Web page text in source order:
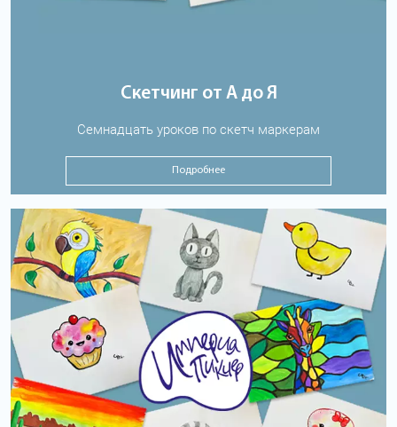
Скетчинг от А до Я
Семнадцать уроков по скетч маркерам
Подробнее